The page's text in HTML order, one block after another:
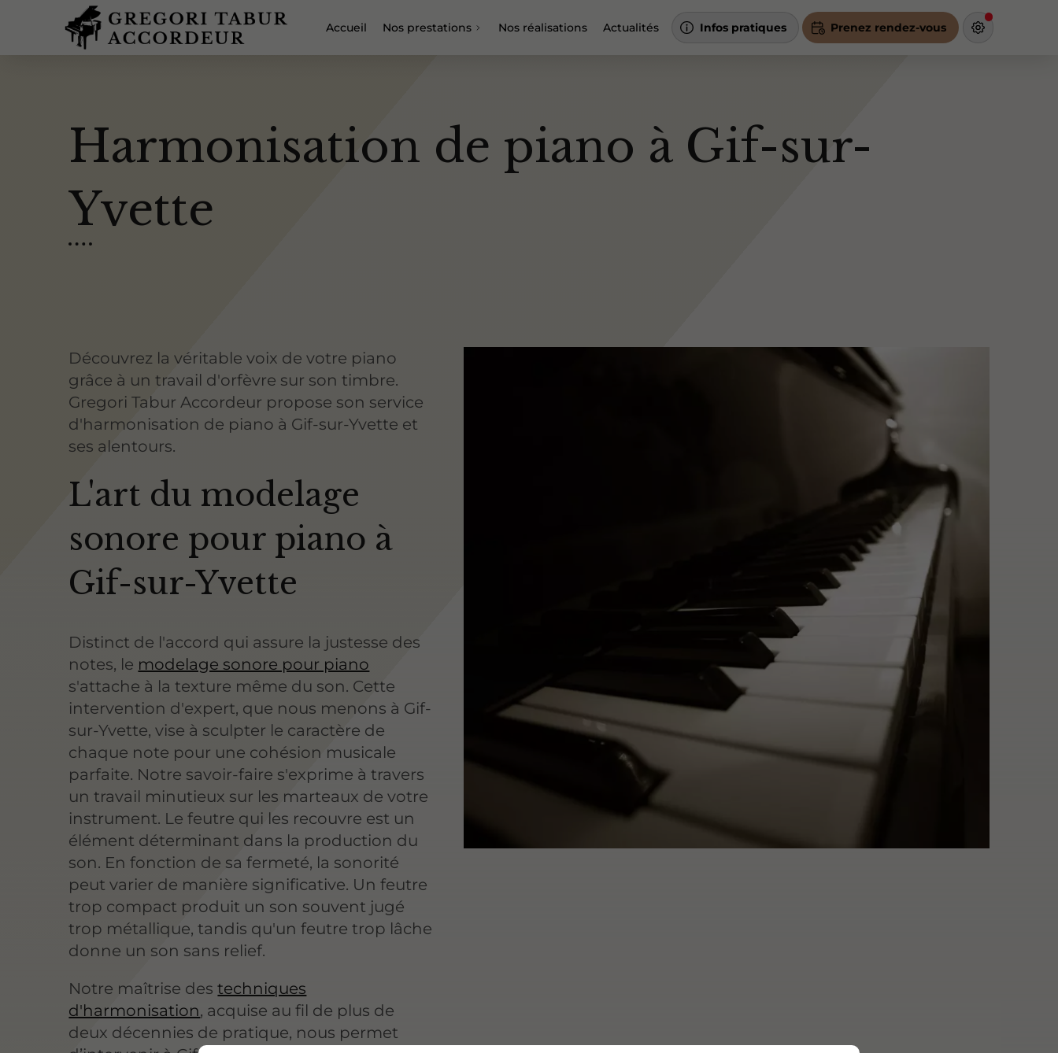
Accueil Nos prestations Nos réalisations Actualités Infos pratiques Prenez rendez-vous
Harmonisation de piano à Gif-sur-
Yvette
Découvrez la véritable voix de votre piano
grâce à un travail d'orfèvre sur son timbre.
Gregori Tabur Accordeur propose son service
d'harmonisation de piano à Gif-sur-Yvette et
ses alentours.
L'art du modelage
sonore pour piano à
Gif-sur-Yvette
Distinct de l'accord qui assure la justesse des
notes, le modelage sonore pour piano
s'attache à la texture même du son. Cette
intervention d'expert, que nous menons à Gif-
sur-Yvette, vise à sculpter le caractère de
chaque note pour une cohésion musicale
parfaite. Notre savoir-faire s'exprime à travers
un travail minutieux sur les marteaux de votre
instrument. Le feutre qui les recouvre est un
élément déterminant dans la production du
son. En fonction de sa fermeté, la sonorité
peut varier de manière significative. Un feutre
trop compact produit un son souvent jugé
trop métallique, tandis qu'un feutre trop lâche
donne un son sans relief.
Notre maîtrise destechniques
d'harmonisation, acquise au fil de plus de
deux décennies de pratique, nous permet